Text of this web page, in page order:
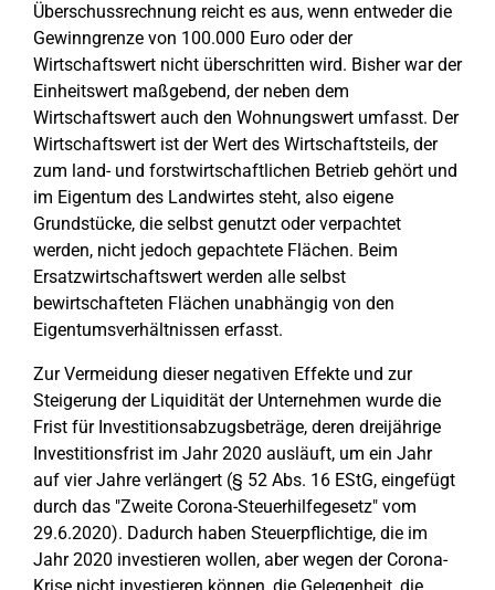
Überschussrechnung reicht es aus, wenn entweder die
Gewinngrenze von 100.000 Euro oder der
Wirtschaftswert nicht überschritten wird. Bisher war der
Einheitswert maßgebend, der neben dem
Wirtschaftswert auch den Wohnungswert umfasst. Der
Wirtschaftswert ist der Wert des Wirtschaftsteils, der
zum land- und forstwirtschaftlichen Betrieb gehört und
im Eigentum des Landwirtes steht, also eigene
Grundstücke, die selbst genutzt oder verpachtet
werden, nicht jedoch gepachtete Flächen. Beim
Ersatzwirtschaftswert werden alle selbst
bewirtschafteten Flächen unabhängig von den
Eigentumsverhältnissen erfasst.
Zur Vermeidung dieser negativen Effekte und zur
Steigerung der Liquidität der Unternehmen wurde die
Frist für Investitionsabzugsbeträge, deren dreijährige
Investitionsfrist im Jahr 2020 ausläuft, um ein Jahr
auf vier Jahre verlängert (§ 52 Abs. 16 EStG, eingefügt
durch das "Zweite Corona-Steuerhilfegesetz" vom
29.6.2020). Dadurch haben Steuerpflichtige, die im
Jahr 2020 investieren wollen, aber wegen der Corona-